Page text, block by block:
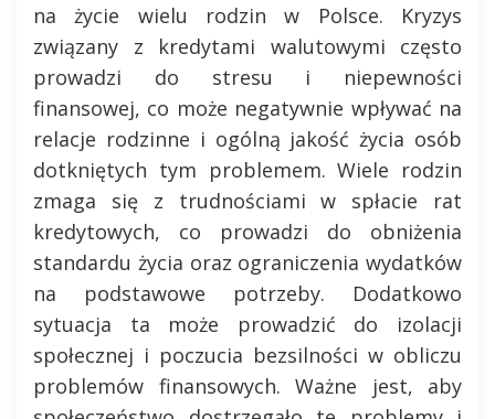
na życie wielu rodzin w Polsce. Kryzys
związany z kredytami walutowymi często
prowadzi do stresu i niepewności
finansowej, co może negatywnie wpływać na
relacje rodzinne i ogólną jakość życia osób
dotkniętych tym problemem. Wiele rodzin
zmaga się z trudnościami w spłacie rat
kredytowych, co prowadzi do obniżenia
standardu życia oraz ograniczenia wydatków
na podstawowe potrzeby. Dodatkowo
sytuacja ta może prowadzić do izolacji
społecznej i poczucia bezsilności w obliczu
problemów finansowych. Ważne jest, aby